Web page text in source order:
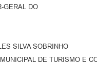
GERAL DO
SILVA SOBRINHO
DE TURISMO E